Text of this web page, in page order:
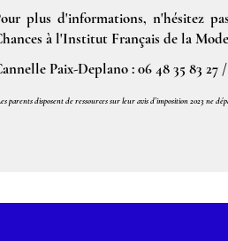
plus d'informations, n'hésitez
à l'Institut Français de la
Paix-Deplano : 06 48 35 83 27 /
parents disposent de ressources sur leur avis d’imposition 2023 ne